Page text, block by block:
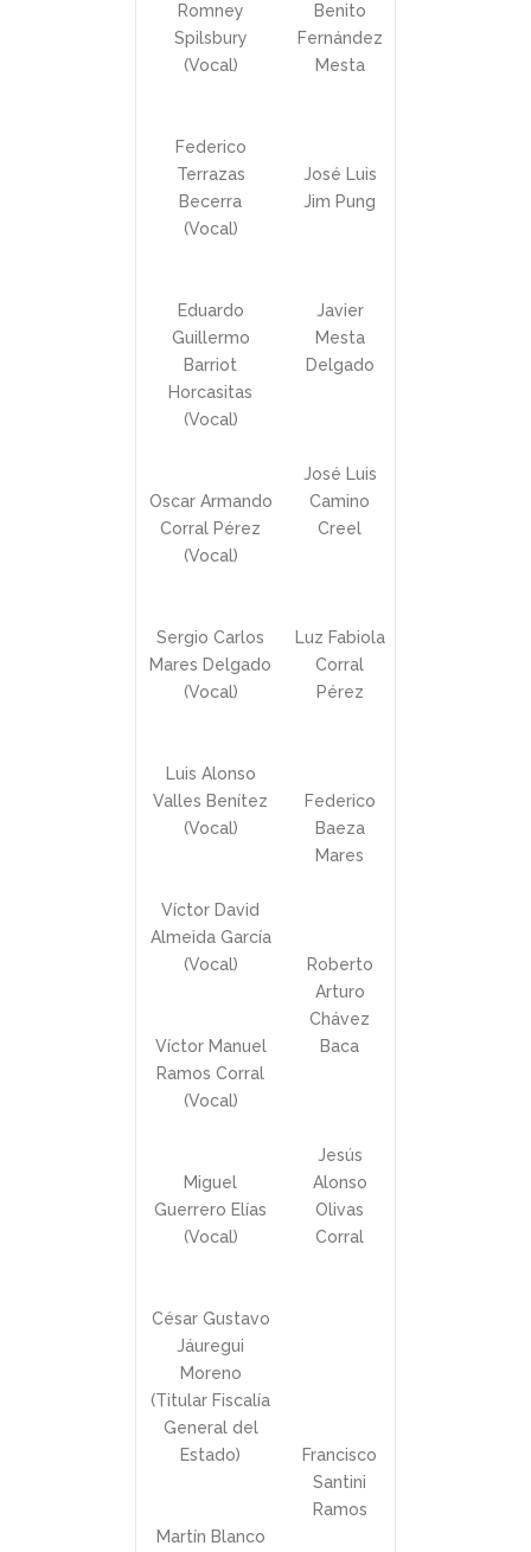
Romney
Spilsbury
(Vocal)
Federico
Terrazas
Becerra
(Vocal)
Eduardo
Guillermo
Barriot
Horcasitas
(Vocal)
Oscar Armando
Corral Pérez
(Vocal)
Sergio Carlos
Mares Delgado
(Vocal)
Luis Alonso
Valles Benítez
(Vocal)
Víctor David
Almeida García
(Vocal)
Víctor Manuel
Ramos Corral
(Vocal)
Miguel
Guerrero Elías
(Vocal)
César Gustavo
Jáuregui
Moreno
(Titular Fiscalía
General del
Estado)
Martín Blanco
Benito
Fernández
Mesta
José Luis
Jim Pung
Javier
Mesta
Delgado
José Luis
Camino
Creel
Luz Fabiola
Corral
Pérez
Federico
Baeza
Mares
Roberto
Arturo
Chávez
Baca
Jesús
Alonso
Olivas
Corral
Francisco
Santini
Ramos